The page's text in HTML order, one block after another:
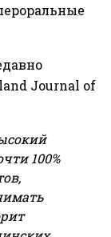
Journal of
100%